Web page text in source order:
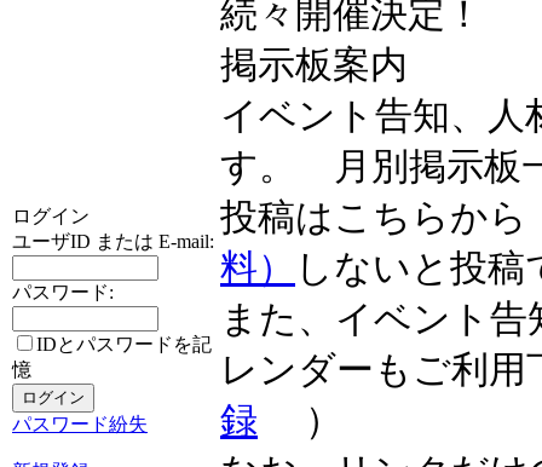
ログイン
ユーザID または E-mail:
パスワード:
IDとパスワードを記
憶
パスワード紛失
続々開催決定！
掲示板案内
イベント告知、人
す。 月別掲示
投稿はこちらか
料）
しないと投
また、イベント
レンダーもご利
録 ）